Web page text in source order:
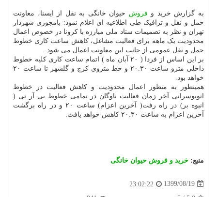
به گزارش خرید و فروش حیوان خانگی به نقل از ایسنا، معاونت
حمل و نقل و ترافیک طی اطلاعیه ای اعلام نمود: بامجوزی شهردار
تهران و نظر به تصمیمات ستاد ملی مبارزه با کرونا در خصوص اعمال
محدودیت یک ماهه برای فعالیت مشاغل، کاهش ساعت کاری خطوط
حمل و نقل عمومی از جانب این معاونت اعمال می شود.
بر این اساس از فردا ( ۲۰ آبان ماه ) اتمام ساعت کاری کلیه خطوط
داخلی مترو ساعت ۲۰.۳۰ و خط متروی کرج و گلشهر تا ساعت ۲۰
خواهد بود.
همینطور به منظور اعمال محدودیت و کاهش فعالیت در خطوط
اتوبوسرانی آخر زمان فعالیت ناوگان در تمامی خطوط بی آر تی (
انبوه بر) در راه رفت( آخرین اعزام) ساعت ۲۰ و در راه برگشت
آخرین اعزام به ساعت ۲۰.۳۰ کاهش خواهد یافت.
منبع: خرید و فروش حیوان خانگی
1399/08/19
23:02:22